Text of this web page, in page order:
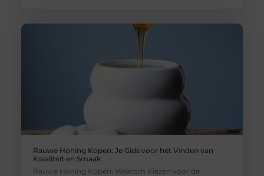
Rauwe Honing Kopen: Je Gids voor het Vinden van
Kwaliteit en Smaak
Rauwe Honing Kopen: Waarom Kiezen voor de